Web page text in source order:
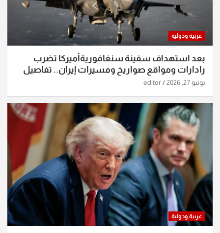
عربية ودولية
بعد استهداف سفينة سنغافوريةأميركا تضرب
رادارات ومواقع صواريخ ومسيرات إيران.. تفاصيل
الساعات الماضية
يونيو 27, 2026 editor
عربية ودولية